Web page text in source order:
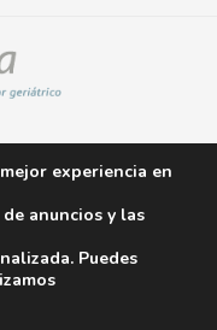
experiencia en
anuncios y las
Puedes